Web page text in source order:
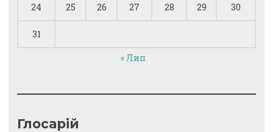
24 25 26 27 28 29 30
31
« Лип
Глосарій